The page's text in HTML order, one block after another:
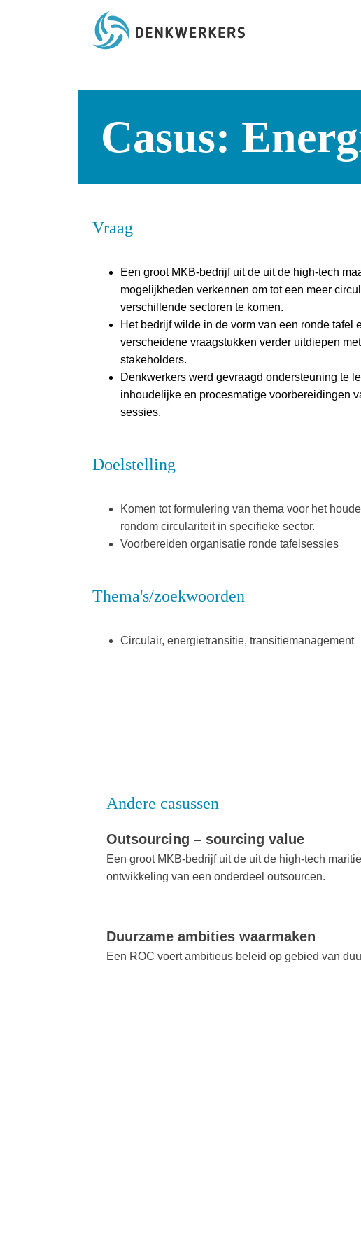
Casus:
Vraag
Een groot MKB-bedrijf uit de uit de high-tech
mogelijkheden verkennen om tot een meer
verschillende sectoren te komen.
Het bedrijf wilde in de vorm van een ronde tafel
verscheidene vraagstukken verder uitdiepen
stakeholders.
Denkwerkers werd gevraagd ondersteuning te
inhoudelijke en procesmatige voorbereidingen
sessies.
Doelstelling
Komen tot formulering van thema voor het
rondom circulariteit in specifieke sector.
Voorbereiden organisatie ronde tafelsessies
Thema's/zoekwoorden
Circulair, energietransitie, transitiemanagement
Andere casussen
Outsourcing – sourcing value
Een groot MKB-bedrijf uit de uit de high-tech
ontwikkeling van een onderdeel outsourcen.
Duurzame ambities waarmaken
Een ROC voert ambitieus beleid op gebied van